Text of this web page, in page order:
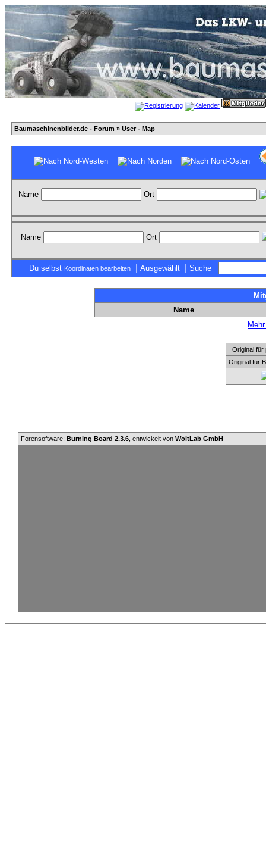
Baumaschinenbilder.de - Forum » User - Map
Name Ort
Name Ort
Du selbst Koordinaten bearbeiten Ausgewählt Suche
Name
Original für
Original für
Forensoftware: Burning Board 2.3.6 , entwickelt von WoltLab GmbH